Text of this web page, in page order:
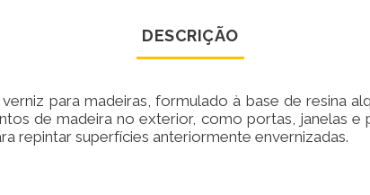
DESCRIÇÃO
para madeiras, formulado à base de resina
de madeira no exterior, como portas, janelas e
repintar superfícies anteriormente envernizadas.